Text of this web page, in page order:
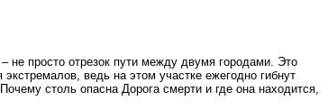
не просто отрезок пути между двумя городами. Это
ведь на этом участке ежегодно гибнут
столь опасна Дорога смерти и где она находится,